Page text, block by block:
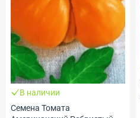
В наличии
Семена Томата